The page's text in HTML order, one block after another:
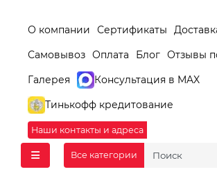
О компании Сертификаты
Самовывоз Оплата Блог Отзывы
Галерея
Консультация в MAX
Тинькофф кредитование
Наши контакты и адреса
Все категории